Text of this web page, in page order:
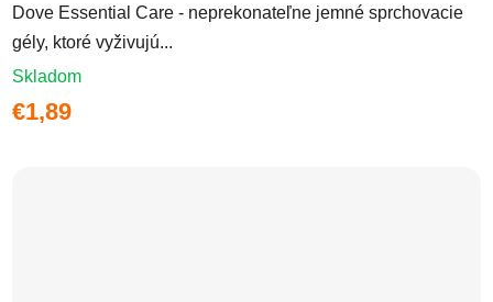
Dove Essential Care - neprekonateľne jemné sprchovacie
gély, ktoré vyživujú...
Skladom
€1,89